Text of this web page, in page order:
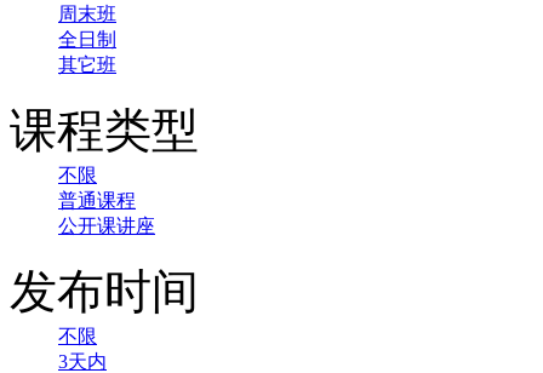
周末班
全日制
其它班
课程类型
不限
普通课程
公开课讲座
发布时间
不限
3天内